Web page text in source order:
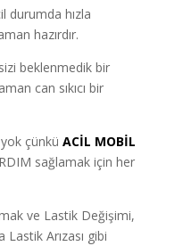
durumda hızla
hazırdır.
beklenmedik bir
can sıkıcı bir
çünkü ACİL MOBİL
sağlamak için her
ve Lastik Değişimi,
Arızası gibi